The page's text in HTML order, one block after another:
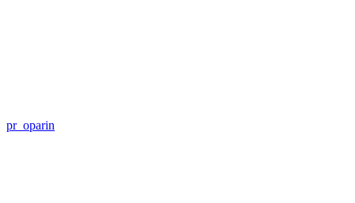
pr_oparin